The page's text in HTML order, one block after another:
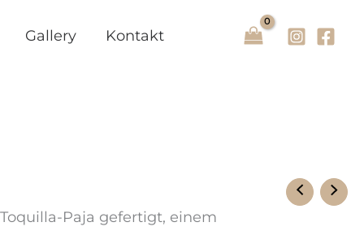
Gallery Kontakt
Paja gefertigt, einem